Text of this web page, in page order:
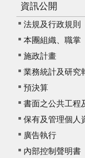
資訊公開
法規及行政規則
本團組織、職掌
施政計畫
業務統計及研究
預決算
書面之公共工程
保有及管理個人
廣告執行
內部控制聲明書